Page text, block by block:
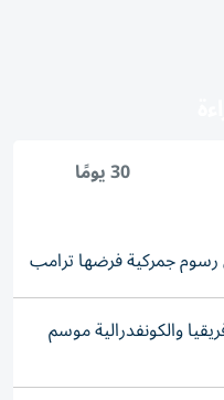
30 يومًا
والكونفدرالية موسم